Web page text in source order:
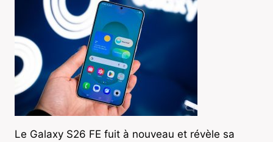
Le Galaxy S26 FE fuit à nouveau et révèle sa